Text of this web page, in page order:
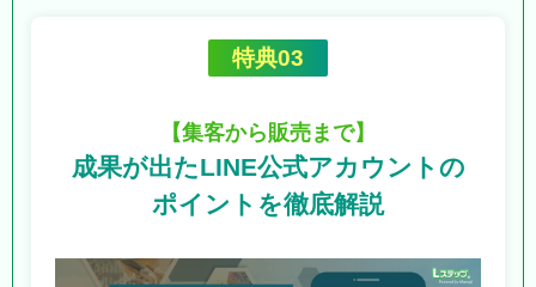
特典03
【集客から販売まで】
成果が出たLINE公式アカウントの
ポイントを徹底解説